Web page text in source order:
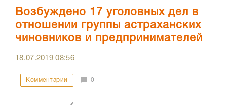
Возбуждено 17 уголовных дел в
отношении группы астраханских
чиновников и предпринимателей
18.07.201908:56
Комментарии 0